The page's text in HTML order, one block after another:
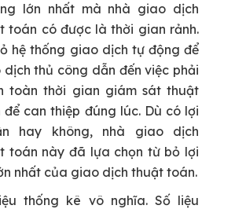
lớn nhất mà nhà giao dịch
toán có được là thời gian rảnh.
hệ thống giao dịch tự động để
dịch thủ công dẫn đến việc phải
toàn thời gian giám sát thuật
để can thiệp đúng lúc. Dù có lợi
hay không, nhà giao dịch
toán này đã lựa chọn từ bỏ lợi
nhất của giao dịch thuật toán.
thống kê vô nghĩa.Số liệu